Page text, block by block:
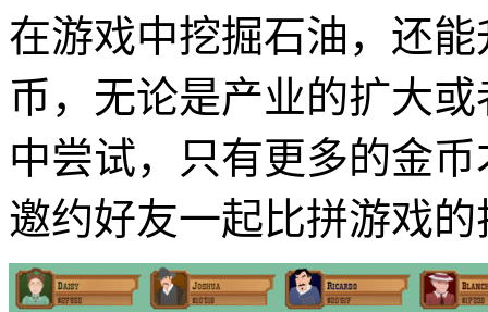
在游戏中挖掘石油，还
币，无论是产业的扩大
中尝试，只有更多的金
邀约好友一起比拼游戏的